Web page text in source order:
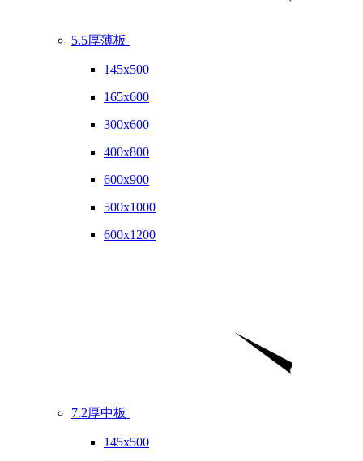
5.5厚薄板
145x500
165x600
300x600
400x800
600x900
500x1000
600x1200
7.2厚中板
145x500